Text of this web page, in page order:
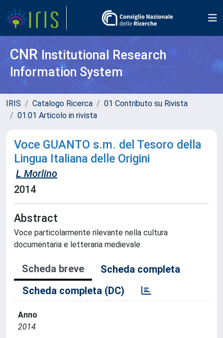
CNR Institutional Research
Information System
IRIS Catalogo Ricerca
01 Contributo su Rivista
01.01 Articolo in rivista
Voce GUANTO s.m. del Tesoro della
Lingua Italiana delle Origini
L Morlino
2014
Abstract
Voce particolarmente rilevante nella cultura
documentaria e letteraria medievale.
Scheda breve
Scheda completa
Scheda completa (DC)
Anno
2014